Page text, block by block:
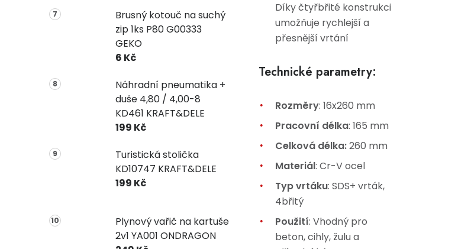
Brusný kotouč na suchý
zip 1ks P80 G00333
GEKO
6 Kč
Náhradní pneumatika +
duše 4,80 / 4,00-8
KD461 KRAFT&DELE
199 Kč
Turistická stolička
KD10747 KRAFT&DELE
199 Kč
Plynový vařič na kartuše
2v1 YA001 ONDRAGON
Díky čtyřbřité konstrukci
umožňuje rychlejší a
přesnější vrtání
Technické parametry:
Rozměry: 16x260 mm
Pracovní délka: 165 mm
Celková délka:260 mm
Materiál: Cr-V ocel
Typ vrtáku: SDS+ vrták,
4břitý
Použití: Vhodný pro
beton, cihly, žulu a